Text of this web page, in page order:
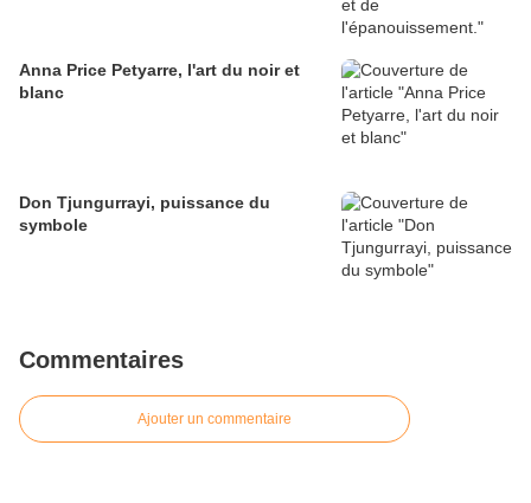
Anna Price Petyarre, l'art du noir et
blanc
Don Tjungurrayi, puissance du
symbole
Commentaires
Ajouter un commentaire